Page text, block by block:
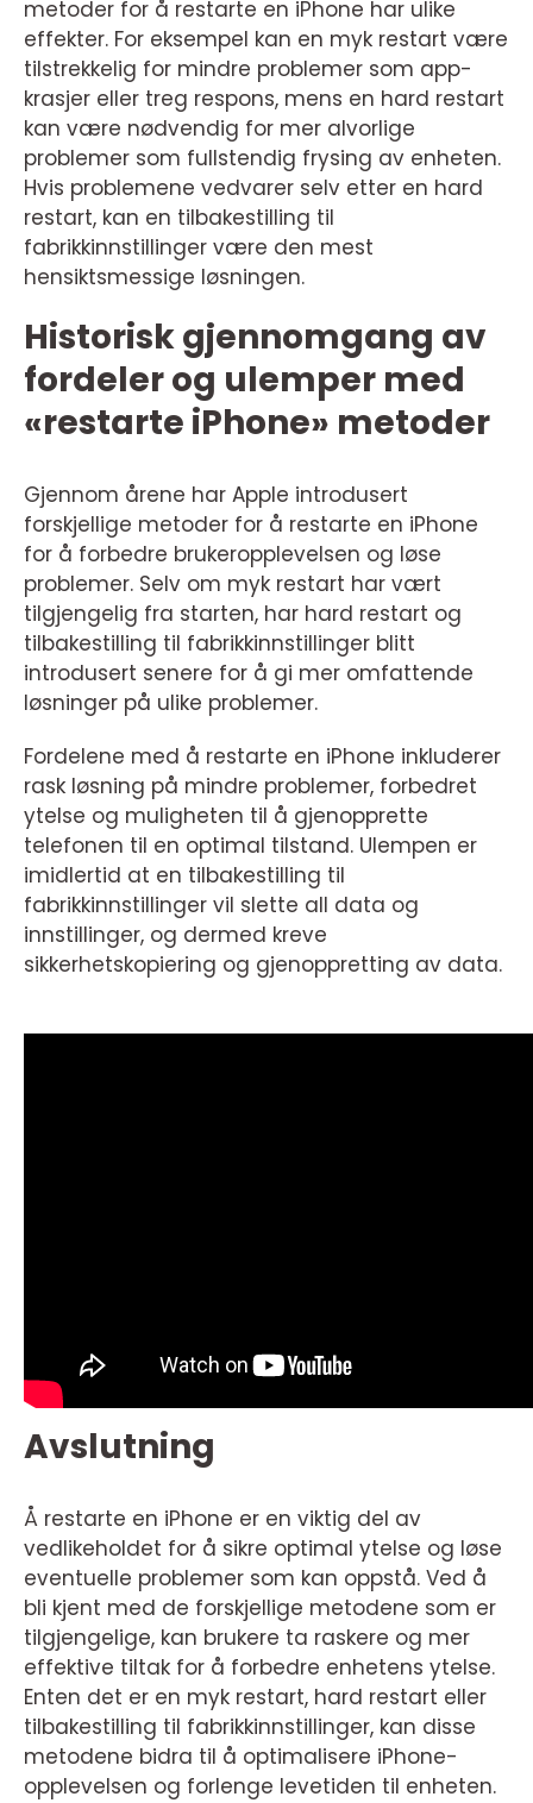
metoder for å restarte en iPhone har ulike
effekter. For eksempel kan en myk restart være
tilstrekkelig for mindre problemer som app-
krasjer eller treg respons, mens en hard restart
kan være nødvendig for mer alvorlige
problemer som fullstendig frysing av enheten.
Hvis problemene vedvarer selv etter en hard
restart, kan en tilbakestilling til
fabrikkinnstillinger være den mest
hensiktsmessige løsningen.
Historisk gjennomgang av
fordeler og ulemper med
«restarte iPhone» metoder
Gjennom årene har Apple introdusert
forskjellige metoder for å restarte en iPhone
for å forbedre brukeropplevelsen og løse
problemer. Selv om myk restart har vært
tilgjengelig fra starten, har hard restart og
tilbakestilling til fabrikkinnstillinger blitt
introdusert senere for å gi mer omfattende
løsninger på ulike problemer.
Fordelene med å restarte en iPhone inkluderer
rask løsning på mindre problemer, forbedret
ytelse og muligheten til å gjenopprette
telefonen til en optimal tilstand. Ulempen er
imidlertid at en tilbakestilling til
fabrikkinnstillinger vil slette all data og
innstillinger, og dermed kreve
sikkerhetskopiering og gjenoppretting av data.
Avslutning
Å restarte en iPhone er en viktig del av
vedlikeholdet for å sikre optimal ytelse og løse
eventuelle problemer som kan oppstå. Ved å
bli kjent med de forskjellige metodene som er
tilgjengelige, kan brukere ta raskere og mer
effektive tiltak for å forbedre enhetens ytelse.
Enten det er en myk restart, hard restart eller
tilbakestilling til fabrikkinnstillinger, kan disse
metodene bidra til å optimalisere iPhone-
opplevelsen og forlenge levetiden til enheten.